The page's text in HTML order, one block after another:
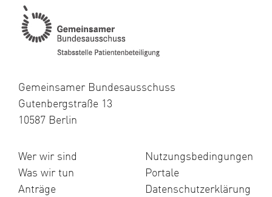
Gemeinsamer Bundesausschuss
Gutenbergstraße 13
10587 Berlin
Wer wir sind
Was wir tun
Anträge
Nutzungsbedingungen
Portale
Datenschutzerklärung